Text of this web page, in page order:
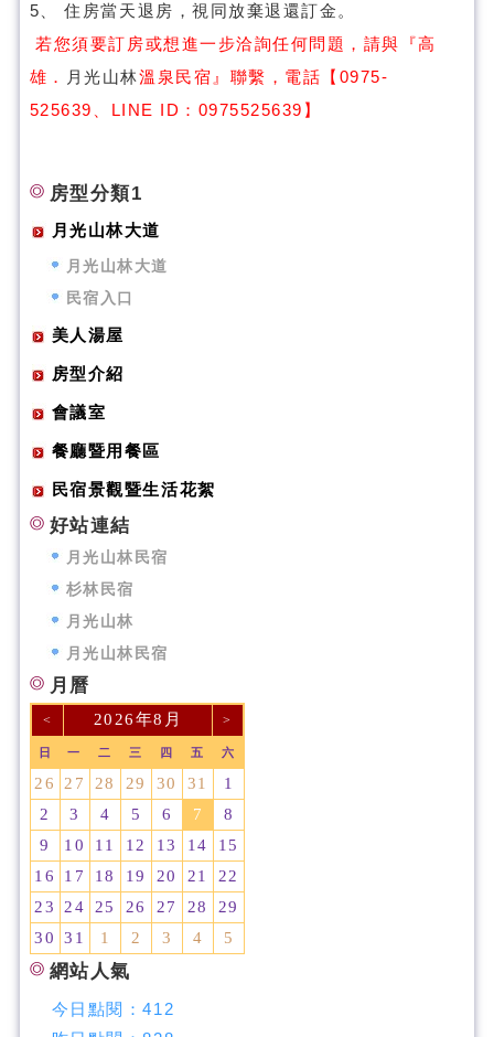
5、 住房當天退房，視同放棄退還訂金。
若您須要訂房或想進一步洽詢任何問題，請與『高
雄．
月光山林溫泉民宿』聯繫，電話【0975-
525639、LINE ID：0975525639】
房型分類1
月光山林大道
月光山林大道
民宿入口
美人湯屋
房型介紹
會議室
餐廳暨用餐區
民宿景觀暨生活花絮
好站連結
月光山林民宿
杉林民宿
月光山林
月光山林民宿
月曆
< 2026年8月 >
日 一 二 三 四 五 六
26 27 28 29 30 31
1
2
3 4 5 6 7
8
9
10 11 12 13 14
15
16
17 18 19 20 21
22
23
24 25 26 27 28
29
30
31 1 2 3 4 5
網站人氣
今日點閱：412